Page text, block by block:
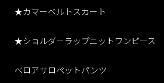
★カマーベルトスカート
★ショルダーラップニットワンピース
ベロアサロペットパンツ